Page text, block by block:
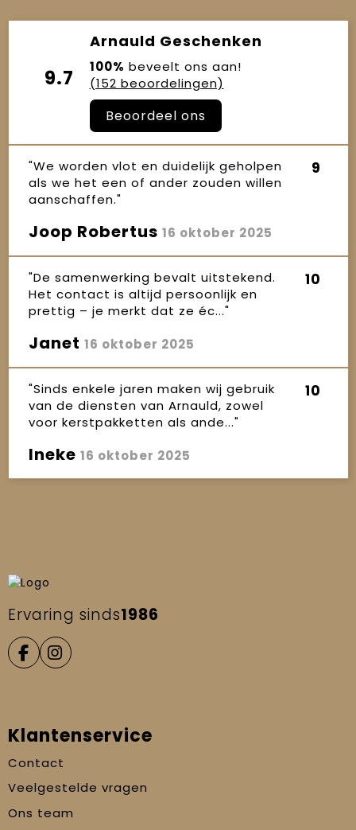
9.7
Arnauld Geschenken
100% beveelt ons aan!
(152 beoordelingen)
Beoordeel ons
"We worden vlot en duidelijk geholpen
als we het een of ander zouden willen
aanschaffen."
9
Joop Robertus 16 oktober 2025
"De samenwerking bevalt uitstekend.
Het contact is altijd persoonlijk en
prettig – je merkt dat ze éc..."
10
Janet 16 oktober 2025
"Sinds enkele jaren maken wij gebruik
van de diensten van Arnauld, zowel
voor kerstpakketten als ande..."
10
Ineke 16 oktober 2025
Ervaring sinds1986
Klantenservice
Contact
Veelgestelde vragen
Ons team